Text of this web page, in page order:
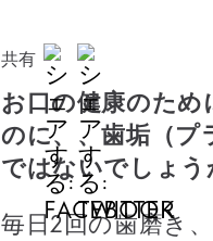
共有
お口の健康のた
のに、、歯垢（
ではないでしょう
毎日2回の歯磨き